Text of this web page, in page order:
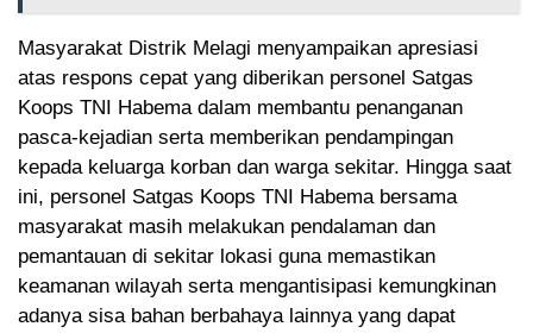
Masyarakat Distrik Melagi menyampaikan apresiasi
atas respons cepat yang diberikan personel Satgas
Koops TNI Habema dalam membantu penanganan
pasca-kejadian serta memberikan pendampingan
kepada keluarga korban dan warga sekitar. Hingga saat
ini, personel Satgas Koops TNI Habema bersama
masyarakat masih melakukan pendalaman dan
pemantauan di sekitar lokasi guna memastikan
keamanan wilayah serta mengantisipasi kemungkinan
adanya sisa bahan berbahaya lainnya yang dapat